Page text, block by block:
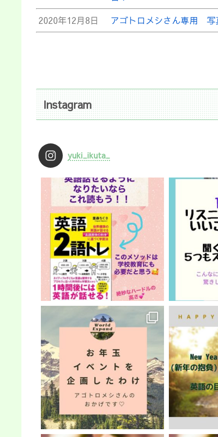
2020年12月8日
アゴトロメシさん専用 写
Instagram
yuki_ikuta_